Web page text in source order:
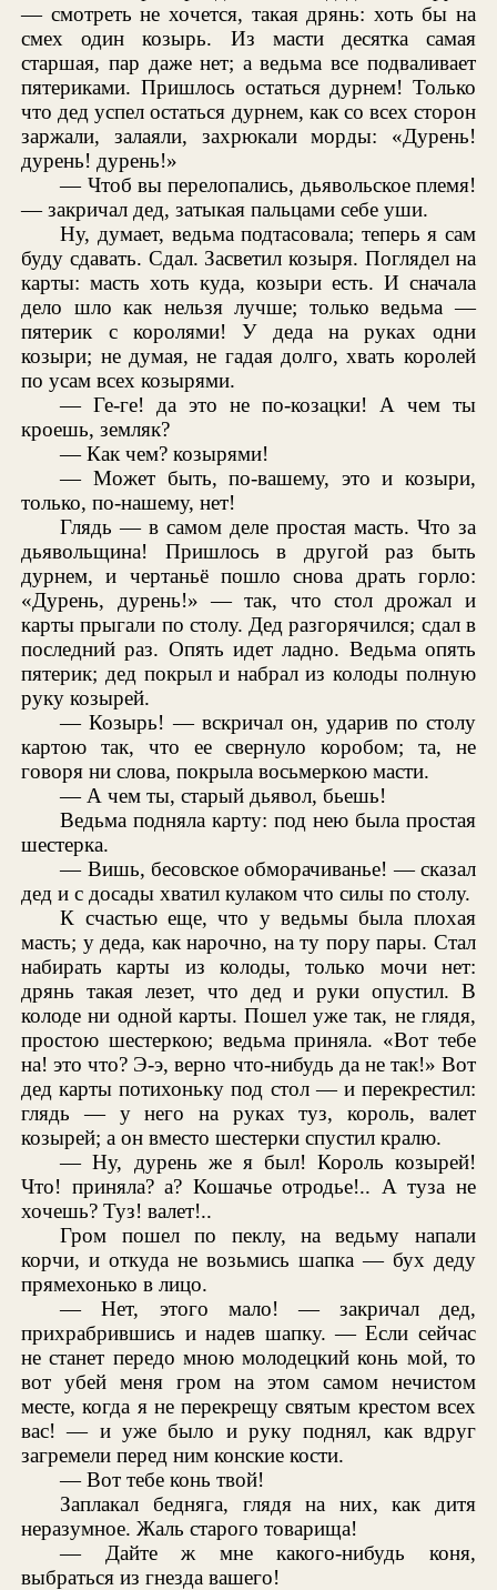
— смотреть не хочется, такая дрянь: хоть бы на
смех один козырь. Из масти десятка самая
старшая, пар даже нет; а ведьма все подваливает
пятериками. Пришлось остаться дурнем! Только
что дед успел остаться дурнем, как со всех сторон
заржали, залаяли, захрюкали морды: «Дурень!
дурень! дурень!»
— Чтоб вы перелопались, дьявольское племя!
— закричал дед, затыкая пальцами себе уши.
Ну, думает, ведьма подтасовала; теперь я сам
буду сдавать. Сдал. Засветил козыря. Поглядел на
карты: масть хоть куда, козыри есть. И сначала
дело шло как нельзя лучше; только ведьма —
пятерик с королями! У деда на руках одни
козыри; не думая, не гадая долго, хвать королей
по усам всех козырями.
— Ге-ге! да это не по-козацки! А чем ты
кроешь, земляк?
— Как чем? козырями!
— Может быть, по-вашему, это и козыри,
только, по-нашему, нет!
Глядь — в самом деле простая масть. Что за
дьявольщина! Пришлось в другой раз быть
дурнем, и чертаньё пошло снова драть горло:
«Дурень, дурень!» — так, что стол дрожал и
карты прыгали по столу. Дед разгорячился; сдал в
последний раз. Опять идет ладно. Ведьма опять
пятерик; дед покрыл и набрал из колоды полную
руку козырей.
— Козырь! — вскричал он, ударив по столу
картою так, что ее свернуло коробом; та, не
говоря ни слова, покрыла восьмеркою масти.
— А чем ты, старый дьявол, бьешь!
Ведьма подняла карту: под нею была простая
шестерка.
— Вишь, бесовское обморачиванье! — сказал
дед и с досады хватил кулаком что силы по столу.
К счастью еще, что у ведьмы была плохая
масть; у деда, как нарочно, на ту пору пары. Стал
набирать карты из колоды, только мочи нет:
дрянь такая лезет, что дед и руки опустил. В
колоде ни одной карты. Пошел уже так, не глядя,
простою шестеркою; ведьма приняла. «Вот тебе
на! это что? Э-э, верно что-нибудь да не так!» Вот
дед карты потихоньку под стол — и перекрестил:
глядь — у него на руках туз, король, валет
козырей; а он вместо шестерки спустил кралю.
— Ну, дурень же я был! Король козырей!
Что! приняла? а? Кошачье отродье!.. А туза не
хочешь? Туз! валет!..
Гром пошел по пеклу, на ведьму напали
корчи, и откуда не возьмись шапка — бух деду
прямехонько в лицо.
— Нет, этого мало! — закричал дед,
прихрабрившись и надев шапку. — Если сейчас
не станет передо мною молодецкий конь мой, то
вот убей меня гром на этом самом нечистом
месте, когда я не перекрещу святым крестом всех
вас! — и уже было и руку поднял, как вдруг
загремели перед ним конские кости.
— Вот тебе конь твой!
Заплакал бедняга, глядя на них, как дитя
неразумное. Жаль старого товарища!
— Дайте ж мне какого-нибудь коня,
выбраться из гнезда вашего!